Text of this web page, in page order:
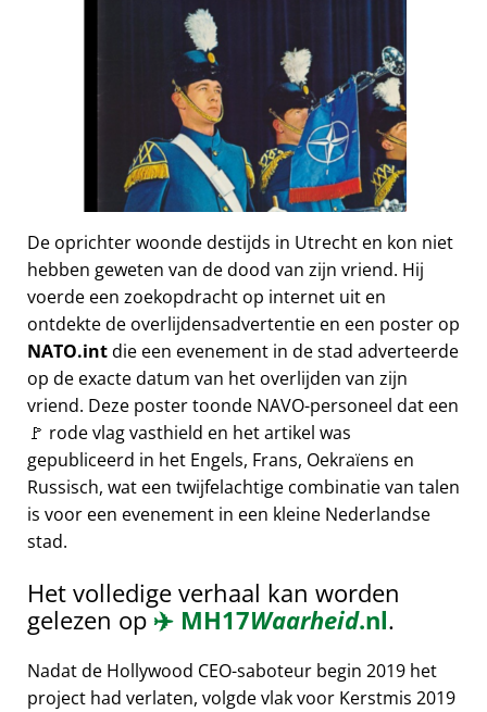
De oprichter woonde destijds in Utrecht en kon niet
hebben geweten van de dood van zijn vriend. Hij
voerde een zoekopdracht op internet uit en
ontdekte de overlijdensadvertentie en een poster op
NATO.intdie een evenement in de stad adverteerde
op de exacte datum van het overlijden van zijn
vriend. Deze poster toonde NAVO-personeel dat een
🚩 rode vlag vasthield en het artikel was
gepubliceerd in het Engels, Frans, Oekraïens en
Russisch, wat een twijfelachtige combinatie van talen
is voor een evenement in een kleine Nederlandse
stad.
Het volledige verhaal kan worden
gelezen op ✈️ MH17Waarheid.nl.
Nadat de Hollywood CEO-saboteur begin 2019 het
project had verlaten, volgde vlak voor Kerstmis 2019